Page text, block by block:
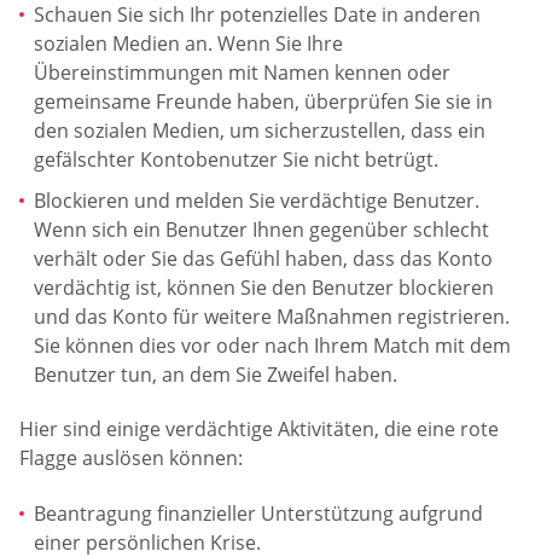
Schauen Sie sich Ihr potenzielles Date in anderen
sozialen Medien an. Wenn Sie Ihre
Übereinstimmungen mit Namen kennen oder
gemeinsame Freunde haben, überprüfen Sie sie in
den sozialen Medien, um sicherzustellen, dass ein
gefälschter Kontobenutzer Sie nicht betrügt.
Blockieren und melden Sie verdächtige Benutzer.
Wenn sich ein Benutzer Ihnen gegenüber schlecht
verhält oder Sie das Gefühl haben, dass das Konto
verdächtig ist, können Sie den Benutzer blockieren
und das Konto für weitere Maßnahmen registrieren.
Sie können dies vor oder nach Ihrem Match mit dem
Benutzer tun, an dem Sie Zweifel haben.
Hier sind einige verdächtige Aktivitäten, die eine rote
Flagge auslösen können:
Beantragung finanzieller Unterstützung aufgrund
einer persönlichen Krise.